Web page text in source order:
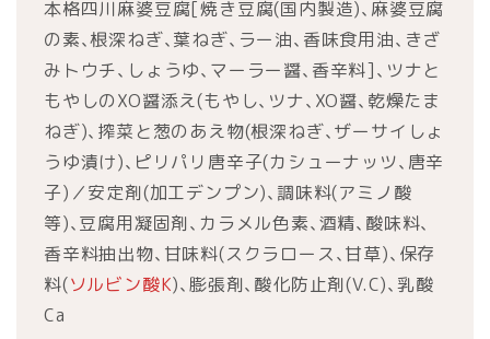
本格四川麻婆豆腐[焼き豆腐(国内製造)､麻婆豆腐
の素､根深ねぎ､葉ねぎ､ラー油､香味食用油､きざ
みトウチ､しょうゆ､マーラー醤､香辛料]､ツナと
もやしのXO醤添え(もやし､ツナ､XO醤､乾燥たま
ねぎ)､搾菜と葱のあえ物(根深ねぎ､ザーサイしょ
うゆ漬け)､ピリパリ唐辛子(カシューナッツ､唐辛
子)／安定剤(加工デンプン)､調味料(アミノ酸
等)､豆腐用凝固剤､カラメル色素､酒精､酸味料､
香辛料抽出物､甘味料(スクラロース､甘草)､保存
料(ソルビン酸K)､膨張剤､酸化防止剤(V.C)､乳酸
Ca